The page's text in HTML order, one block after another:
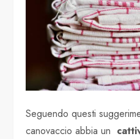
Seguendo questi
canovaccio abbia un